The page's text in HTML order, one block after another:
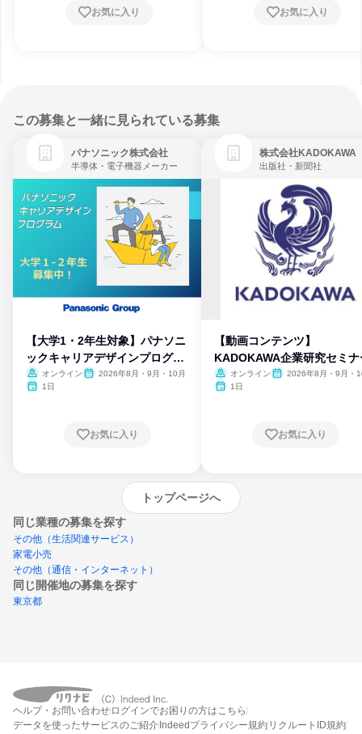
お気に入り お気に入り
この募集と一緒に見られている募集
パナソニック株式会社
半導体・電子機器メーカー
【大学1・2年生対象】パナソニ
ックキャリアデザインプログラ
ム
オンライン
2026年8月・9月・10月
1日
お気に入り
株式会社KADOKAWA
出版社・新聞社
【動画コンテンツ】
KADOKAWA企業研究セミナ
オンライン
2026年8月・9月・
1日
お気に入り
トップページへ
同じ業種の募集を探す
その他（生活関連サービス）
家電小売
その他（通信・インターネット）
同じ開催地の募集を探す
東京都
エントリーするとプログラムの詳細案内を
受け取れるようになります
ヘルプ・お問い合わせ ログインでお困りの方はこちら
データを使ったサービスのご紹介 Indeedプライバシー規約 リクルートID規約